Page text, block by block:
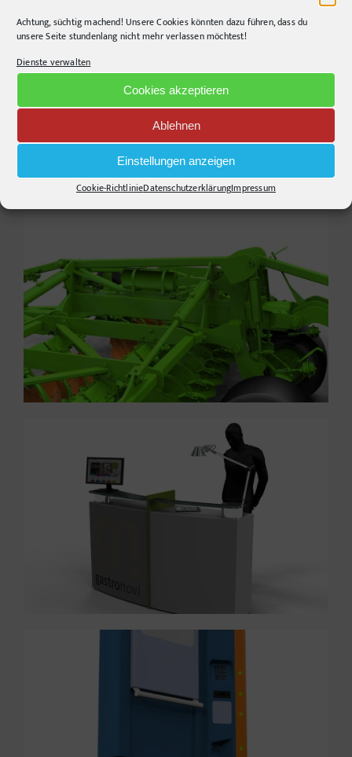
Achtung, süchtig machend! Unsere Cookies könnten dazu führen, dass du
unsere Seite stundenlang nicht mehr verlassen möchtest!
Dienste verwalten
Cookies akzeptieren
Ablehnen
Einstellungen anzeigen
Cookie-RichtlinieDatenschutzerklärungImpressum